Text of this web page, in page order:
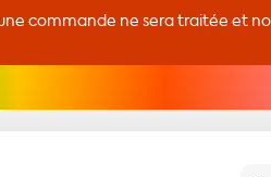
commande ne sera traitée et